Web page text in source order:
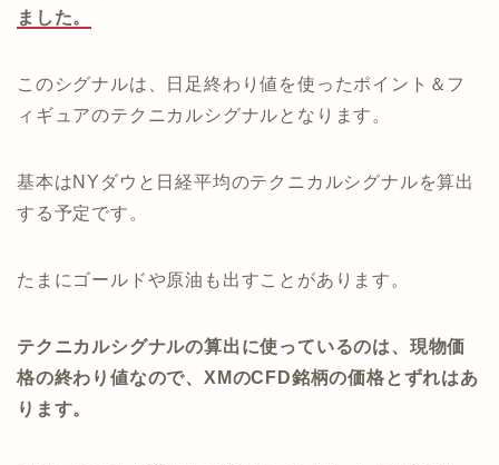
ました。
このシグナルは、日足終わり値を使ったポイント＆フ
ィギュアのテクニカルシグナルとなります。
基本はNYダウと日経平均のテクニカルシグナルを算出
する予定です。
たまにゴールドや原油も出すことがあります。
テクニカルシグナルの算出に使っているのは、現物価
格の終わり値なので、XMのCFD銘柄の価格とずれはあ
ります。